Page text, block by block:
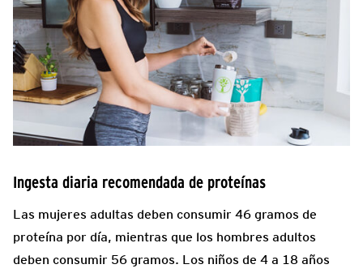
Ingesta diaria recomendada de proteínas
Las mujeres adultas deben consumir 46 gramos de
proteína por día, mientras que los hombres adultos
deben consumir 56 gramos. Los niños de 4 a 18 años